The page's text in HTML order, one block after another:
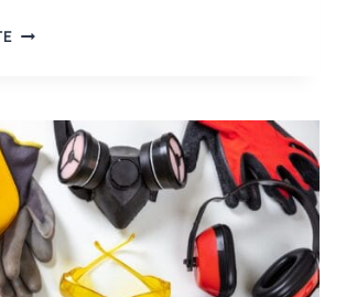
LA
LA
CHAUSSURE:
UN
PAS
VERS
UN
AVENIR